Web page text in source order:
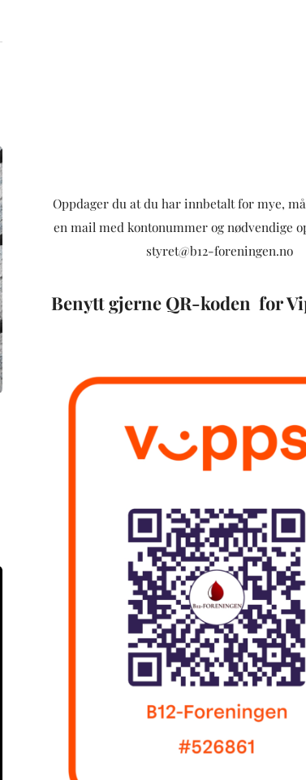
Oppdager du at du har innbetalt for mye,
en mail med kontonummer og nødvendige
styret@b12-foreningen.no
Benytt gjerne QR-koden for